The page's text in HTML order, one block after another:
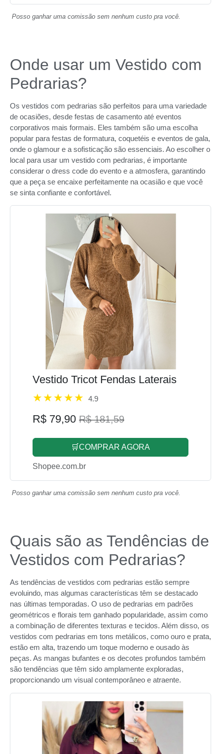
Posso ganhar uma comissão sem nenhum custo pra você.
Onde usar um Vestido com
Pedrarias?
Os vestidos com pedrarias são perfeitos para uma variedade
de ocasiões, desde festas de casamento até eventos
corporativos mais formais. Eles também são uma escolha
popular para festas de formatura, coquetéis e eventos de gala,
onde o glamour e a sofisticação são essenciais. Ao escolher o
local para usar um vestido com pedrarias, é importante
considerar o dress code do evento e a atmosfera, garantindo
que a peça se encaixe perfeitamente na ocasião e que você
se sinta confiante e confortável.
Vestido Tricot Fendas Laterais
4.9
R$ 79,90 R$ 181,59
🛒COMPRAR AGORA
Shopee.com.br
Posso ganhar uma comissão sem nenhum custo pra você.
Quais são as Tendências de
Vestidos com Pedrarias?
As tendências de vestidos com pedrarias estão sempre
evoluindo, mas algumas características têm se destacado
nas últimas temporadas. O uso de pedrarias em padrões
geométricos e florais tem ganhado popularidade, assim como
a combinação de diferentes texturas e tecidos. Além disso, os
vestidos com pedrarias em tons metálicos, como ouro e prata,
estão em alta, trazendo um toque moderno e ousado às
peças. As mangas bufantes e os decotes profundos também
são tendências que têm sido amplamente exploradas,
proporcionando um visual contemporâneo e atraente.